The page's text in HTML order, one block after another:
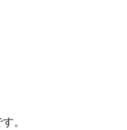
。